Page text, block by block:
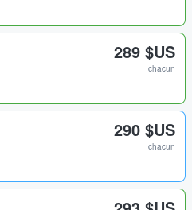
289 $US
chacun
290 $US
chacun